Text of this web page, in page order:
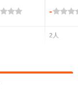
-
2人